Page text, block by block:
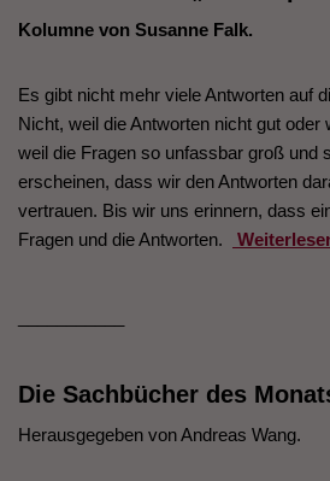
Kolumne von Susanne Falk.
Es gibt nicht mehr viele Antworten auf
Nicht, weil die Antworten nicht gut oder
weil die Fragen so unfassbar groß und
erscheinen, dass wir den Antworten
vertrauen. Bis wir uns erinnern, dass
Fragen und die Antworten.
Die Sachbücher des
Herausgegeben von Andreas Wang.